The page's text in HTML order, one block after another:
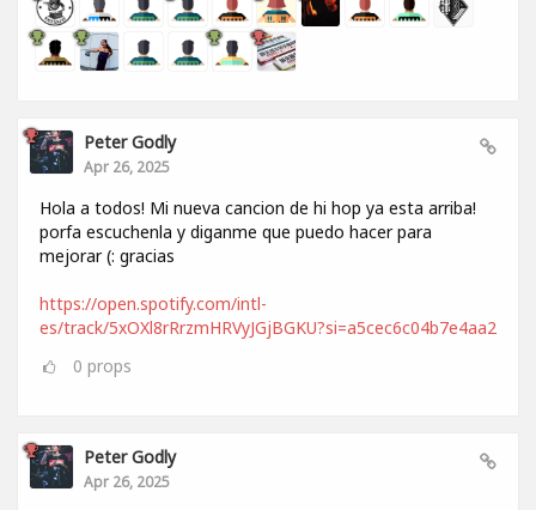
Peter Godly
Apr 26, 2025
Hola a todos! Mi nueva cancion de hi hop ya esta arriba!
porfa escuchenla y diganme que puedo hacer para
mejorar (: gracias
https://open.spotify.com/intl-
es/track/5xOXl8rRrzmHRVyJGjBGKU?si=a5cec6c04b7e4aa2
0 props
Peter Godly
Apr 26, 2025